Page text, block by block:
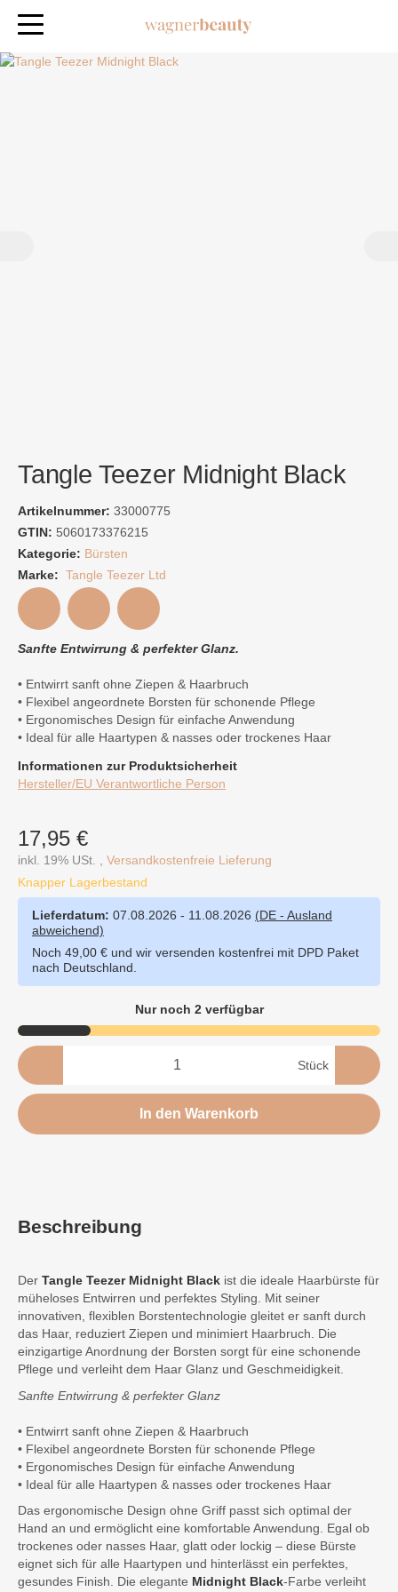
Tangle Teezer Midnight Black
Artikelnummer: 33000775
GTIN: 5060173376215
Kategorie: Bürsten
Marke: Tangle Teezer Ltd
Sanfte Entwirrung & perfekter Glanz.
• Entwirrt sanft ohne Ziepen & Haarbruch
• Flexibel angeordnete Borsten für schonende Pflege
• Ergonomisches Design für einfache Anwendung
• Ideal für alle Haartypen & nasses oder trockenes Haar
Informationen zur Produktsicherheit
Hersteller/EU Verantwortliche Person
17,95 €
inkl. 19% USt. , Versandkostenfreie Lieferung
Knapper Lagerbestand
Lieferdatum: 07.08.2026 - 11.08.2026 (DE - Ausland
abweichend)
Noch 49,00 € und wir versenden kostenfrei mit DPD Paket
nach Deutschland.
Nur noch 2 verfügbar
Stück
In den Warenkorb
Beschreibung
Der Tangle Teezer Midnight Black ist die ideale Haarbürste für
müheloses Entwirren und perfektes Styling. Mit seiner
innovativen, flexiblen Borstentechnologie gleitet er sanft durch
das Haar, reduziert Ziepen und minimiert Haarbruch. Die
einzigartige Anordnung der Borsten sorgt für eine schonende
Pflege und verleiht dem Haar Glanz und Geschmeidigkeit.
Sanfte Entwirrung & perfekter Glanz
• Entwirrt sanft ohne Ziepen & Haarbruch
• Flexibel angeordnete Borsten für schonende Pflege
• Ergonomisches Design für einfache Anwendung
• Ideal für alle Haartypen & nasses oder trockenes Haar
Das ergonomische Design ohne Griff passt sich optimal der
Hand an und ermöglicht eine komfortable Anwendung. Egal ob
trockenes oder nasses Haar, glatt oder lockig – diese Bürste
eignet sich für alle Haartypen und hinterlässt ein perfektes,
gesundes Finish. Die elegante Midnight Black-Farbe verleiht